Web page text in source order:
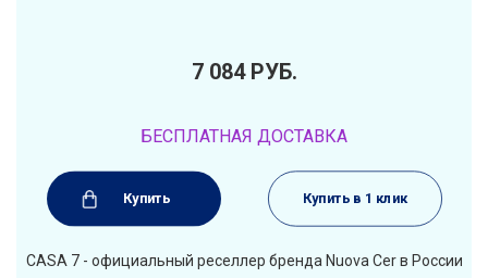
7 084 РУБ.
БЕСПЛАТНАЯ ДОСТАВКА
Купить Купить в 1 клик
CASA 7 - официальный реселлер бренда Nuova Cer в России